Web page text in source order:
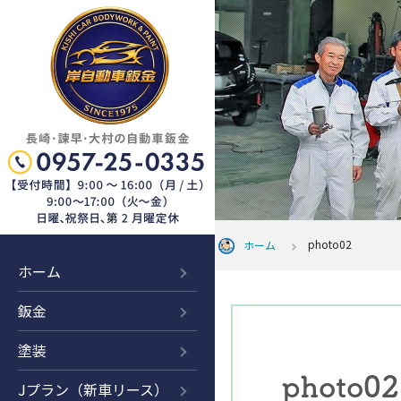
ホーム
鈑金
塗装
Jプラン（新車リース）
ホーム photo02
photo02